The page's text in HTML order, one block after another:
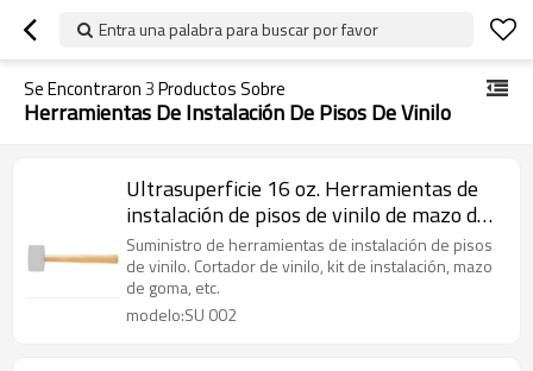
Entra una palabra para buscar por favor
Se Encontraron3Productos Sobre
Herramientas De Instalación De Pisos De Vinilo
Ultrasuperficie 16 oz. Herramientas de
instalación de pisos de vinilo de mazo de
goma blanca
Suministro de herramientas de instalación de pisos
de vinilo. Cortador de vinilo, kit de instalación, mazo
de goma, etc.
modelo:SU 002